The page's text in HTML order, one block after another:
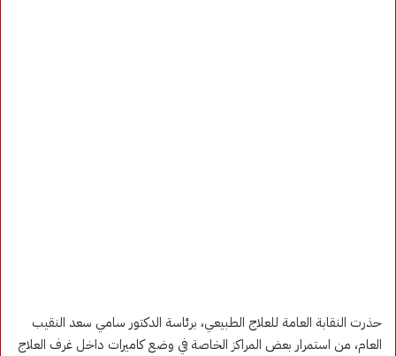
حذرت النقابة العامة للعلاج الطبيعي، برئاسة الدكتور سامي سعد النقيب
العام، من استمرار بعض المراكز الخاصة في وضع كاميرات داخل غرف العلاج